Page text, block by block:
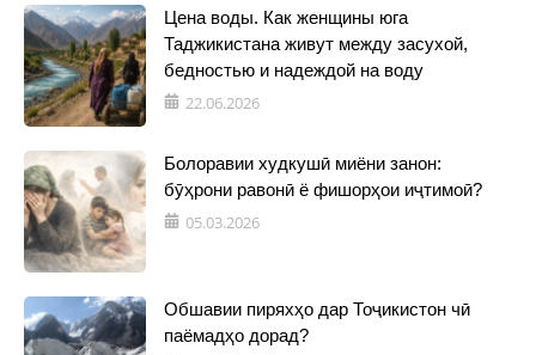
Цена воды. Как женщины юга
Таджикистана живут между засухой,
бедностью и надеждой на воду
22.06.2026
Болоравии худкушӣ миёни занон:
бӯҳрони равонӣ ё фишорҳои иҷтимоӣ?
05.03.2026
Обшавии пиряхҳо дар Тоҷикистон чӣ
паёмадҳо дорад?